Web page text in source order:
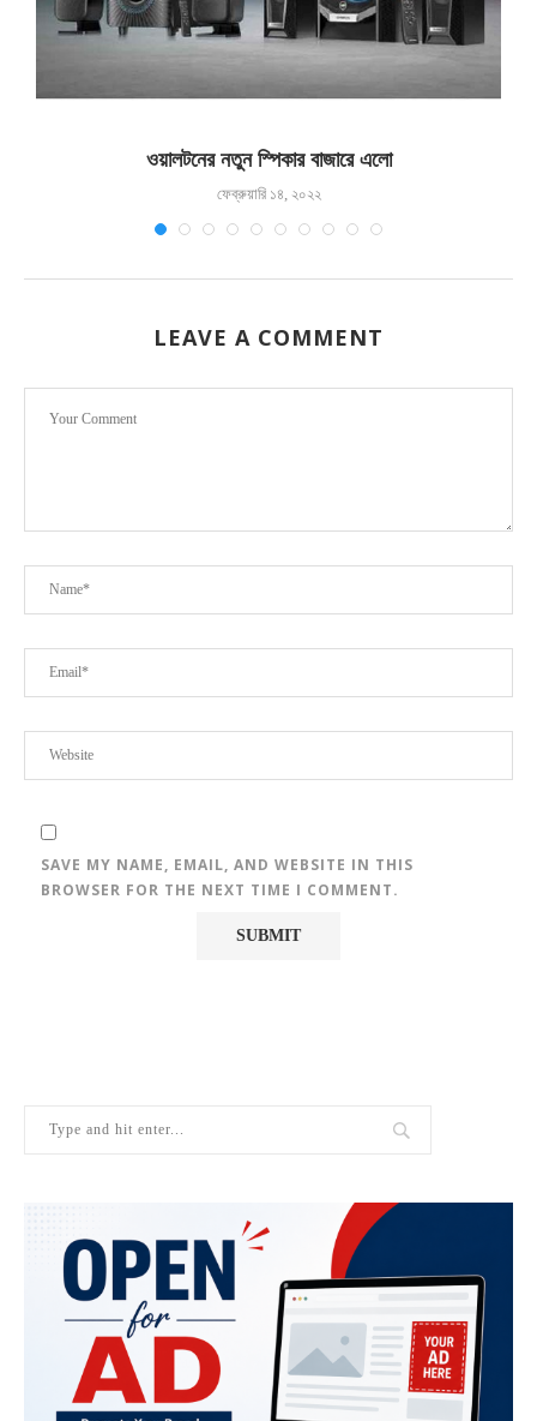
ওয়ালটনের নতুন স্পিকার বাজারে এলো
ফেব্রুয়ারি ১৪, ২০২২
LEAVE A COMMENT
SAVE MY NAME, EMAIL, AND WEBSITE IN THIS
BROWSER FOR THE NEXT TIME I COMMENT.